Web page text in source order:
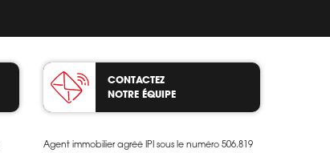
CONTACTEZ
NOTRE ÉQUIPE
Agent immobilier agréé IPI sous le numéro 506.819